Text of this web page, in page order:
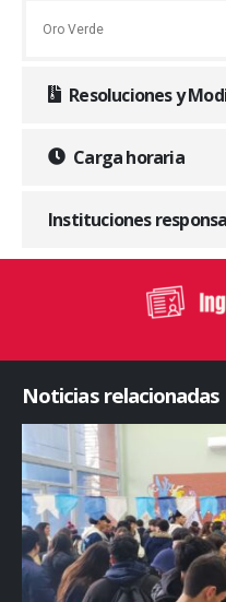
Oro Verde
Resoluciones y
Carga horaria
Instituciones
Noticias relacionadas